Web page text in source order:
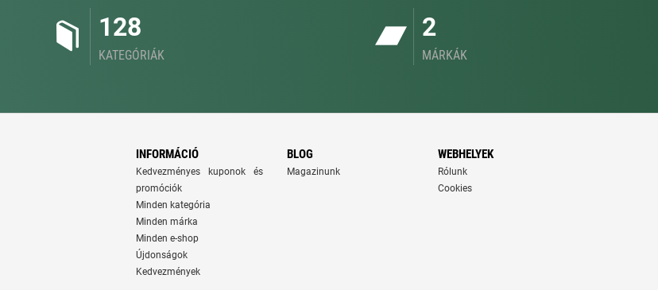
128
KATEGÓRIÁK
2
MÁRKÁK
INFORMÁCIÓ
Kedvezményes kuponok és
promóciók
Minden kategória
Minden márka
Minden e-shop
Újdonságok
Kedvezmények
BLOG
Magazinunk
WEBHELYEK
Rólunk
Cookies